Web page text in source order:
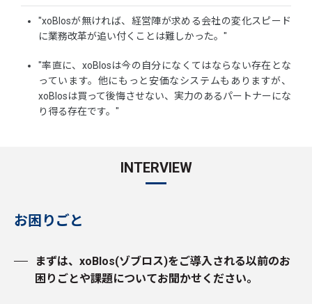
"xoBlosが無ければ、経営陣が求める会社の変化スピード
に業務改革が追い付くことは難しかった。"
"率直に、xoBlosは今の自分になくてはならない存在とな
っています。他にもっと安価なシステムもありますが、
xoBlosは買って後悔させない、実力のあるパートナーにな
り得る存在です。"
INTERVIEW
お困りごと
まずは、xoBlos(ゾブロス)をご導入される以前のお
困りごとや課題についてお聞かせください。